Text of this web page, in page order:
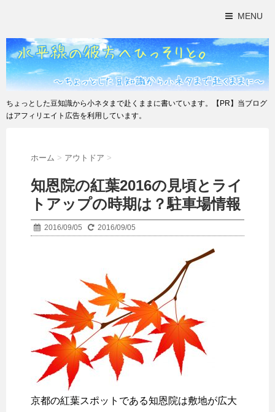
MENU
ちょっとした豆知識から小ネタまで赴くままに書いています。【PR】当ブログ
はアフィリエイト広告を利用しています。
ホーム > アウトドア >
知恩院の紅葉2016の見頃とライ
トアップの時期は？駐車場情報
2016/09/05 2016/09/05
京都の紅葉スポットである知恩院は敷地が広大